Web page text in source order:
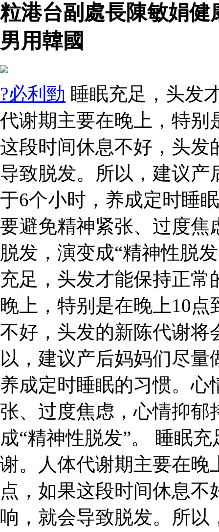
粒港台副處長陳敏娟
男用韓國
?必利勁 睡眠充足，头发
代谢期主要在晚上，特别
这段时间休息不好，头发
导致脱发。所以，建议产
于6个小时，养成定时睡
要避免精神紧张、过度焦
脱发，演变成“精神性脱
充足，头发才能保持正
晚上，特别是在晚上10
不好，头发的新陈代谢将
以，建议产后妈妈们尽
养成定时睡眠的习惯。
张、过度焦虑，心情抑郁
成“精神性脱发”。 睡眠
谢。人体代谢期主要在晚
点，如果这段时间休息
响，就会导致脱发。所以